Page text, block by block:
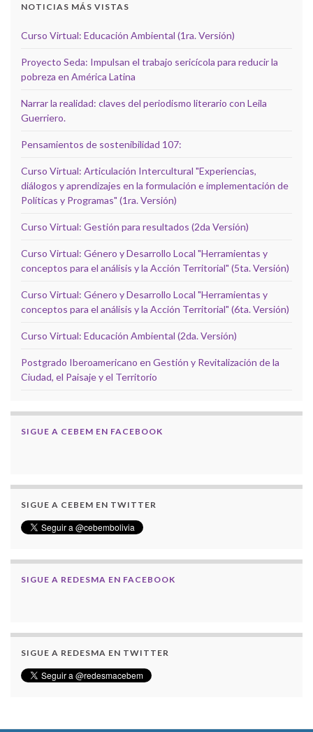
NOTICIAS MÁS VISTAS
Curso Virtual: Educación Ambiental (1ra. Versión)
Proyecto Seda: Impulsan el trabajo sericícola para reducir la
pobreza en América Latina
Narrar la realidad: claves del periodismo literario con Leila
Guerriero.
Pensamientos de sostenibilidad 107:
Curso Virtual: Articulación Intercultural "Experiencias,
diálogos y aprendizajes en la formulación e implementación de
Políticas y Programas" (1ra. Versión)
Curso Virtual: Gestión para resultados (2da Versión)
Curso Virtual: Género y Desarrollo Local "Herramientas y
conceptos para el análisis y la Acción Territorial" (5ta. Versión)
Curso Virtual: Género y Desarrollo Local "Herramientas y
conceptos para el análisis y la Acción Territorial" (6ta. Versión)
Curso Virtual: Educación Ambiental (2da. Versión)
Postgrado Iberoamericano en Gestión y Revitalización de la
Ciudad, el Paisaje y el Territorio
SIGUE A CEBEM EN FACEBOOK
SIGUE A CEBEM EN TWITTER
SIGUE A REDESMA EN FACEBOOK
SIGUE A REDESMA EN TWITTER